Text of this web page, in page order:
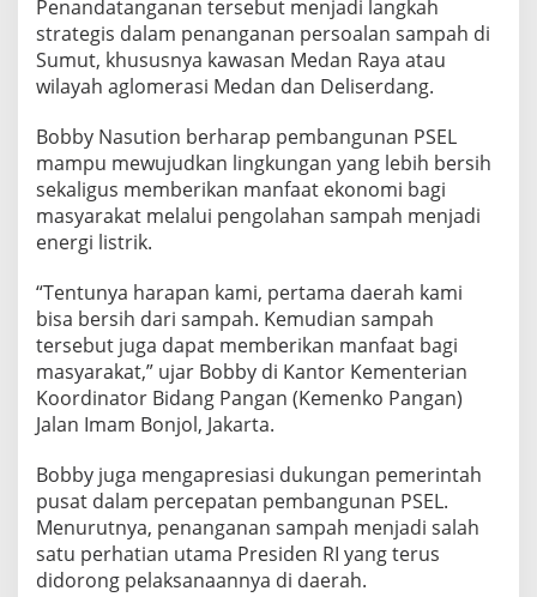
L
d
e
g
n
D
a
t
a
r
a
,
T
a
g
e
t
k
a
n
Penandatanganan tersebut menjadi langkah
strategis dalam penanganan persoalan sampah di
Sumut, khususnya kawasan Medan Raya atau
wilayah aglomerasi Medan dan Deliserdang.
Bobby Nasution berharap pembangunan PSEL
mampu mewujudkan lingkungan yang lebih bersih
sekaligus memberikan manfaat ekonomi bagi
masyarakat melalui pengolahan sampah menjadi
energi listrik.
“Tentunya harapan kami, pertama daerah kami
bisa bersih dari sampah. Kemudian sampah
tersebut juga dapat memberikan manfaat bagi
masyarakat,” ujar Bobby di Kantor Kementerian
Koordinator Bidang Pangan (Kemenko Pangan)
Jalan Imam Bonjol, Jakarta.
Bobby juga mengapresiasi dukungan pemerintah
pusat dalam percepatan pembangunan PSEL.
Menurutnya, penanganan sampah menjadi salah
satu perhatian utama Presiden RI yang terus
didorong pelaksanaannya di daerah.